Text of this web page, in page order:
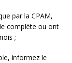
par la CPAM,
complète ou ont
;
informez le